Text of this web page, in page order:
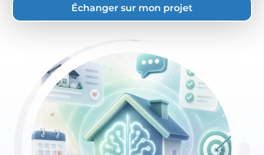
Échanger sur mon projet